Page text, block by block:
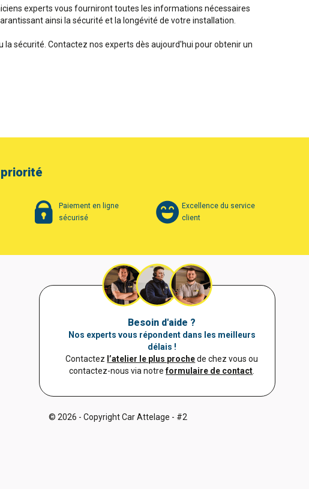
experts vous fourniront toutes les informations nécessaires
ainsi la sécurité et la longévité de votre installation.
sécurité. Contactez nos experts dès aujourd'hui pour obtenir un
Paiement en ligne
sécurisé
Excellence du service
client
Besoin d'aide ?
Nos experts vous répondent dans les meilleurs
délais !
Contactez l’atelier le plus prochede chez vous ou
contactez-nous via notreformulaire de contact.
© 2026 - Copyright Car Attelage - #2